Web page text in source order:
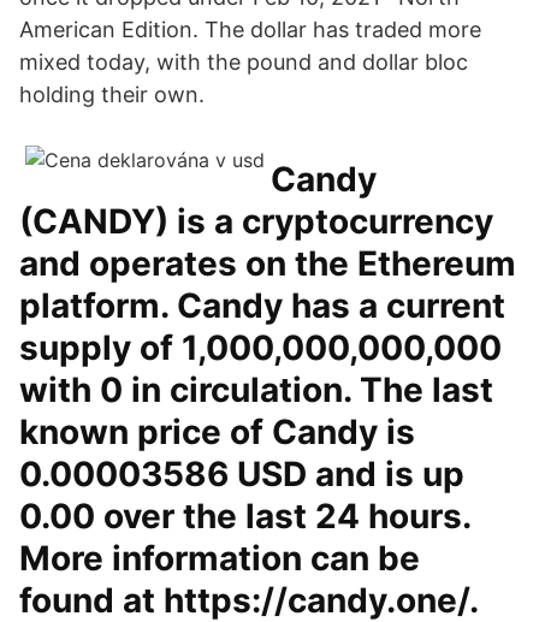
American Edition. The dollar has traded more
mixed today, with the pound and dollar bloc
holding their own.
Candy
(CANDY) is a cryptocurrency
and operates on the Ethereum
platform. Candy has a current
supply of 1,000,000,000,000
with 0 in circulation. The last
known price of Candy is
0.00003586 USD and is up
0.00 over the last 24 hours.
More information can be
found at https://candy.one/.